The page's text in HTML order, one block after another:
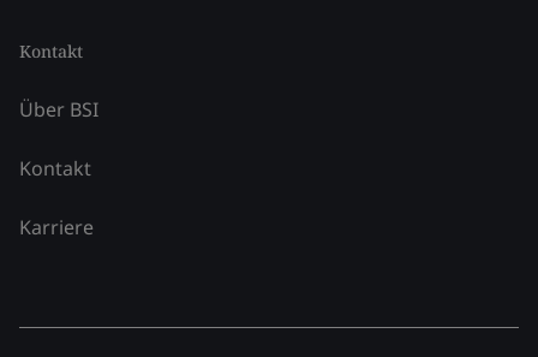
Kontakt
Über BSI
Kontakt
Karriere